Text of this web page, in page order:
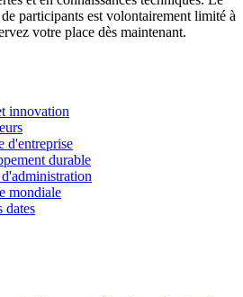
participants est volontairement limité à
votre place dès maintenant.
innovation
d'entreprise
durable
mondiale
dates